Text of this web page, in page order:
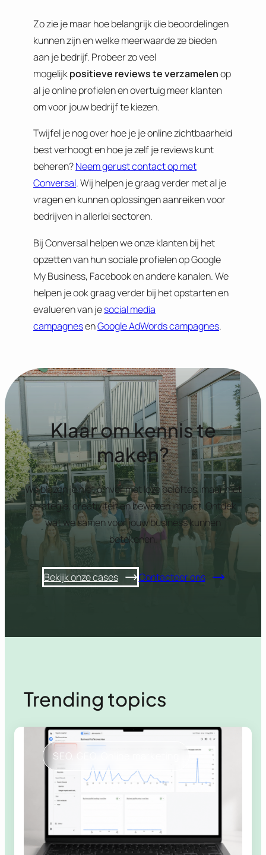
Zo zie je maar hoe belangrijk die beoordelingen
kunnen zijn en welke meerwaarde ze bieden
aan je bedrijf. Probeer zo veel
mogelijkpositieve reviews te verzamelenop
al je online profielen en overtuig meer klanten
om voor jouw bedrijf te kiezen.
Twijfel je nog over hoe je je online zichtbaarheid
best verhoogt en hoe je zelf je reviews kunt
beheren?Neem gerust contact op met
Conversal. Wij helpen je graag verder met al je
vragen en kunnen oplossingen aanreiken voor
bedrijven in allerlei sectoren.
Bij Conversal helpen we onze klanten bij het
opzetten van hun sociale profielen op Google
My Business, Facebook en andere kanalen. We
helpen je ook graag verder bij het opstarten en
evalueren van jesocial media
campagnesenGoogle AdWords campagnes.
Klaar om kennis te
maken?
We blazen je niet omver met loze beloftes, maar met
strategie, creativiteit en bewezen impact. Ontdek
wat we samen voor jouw business kunnen
betekenen.
Bekijk onze cases Contacteer ons
Trending topics
SEO,